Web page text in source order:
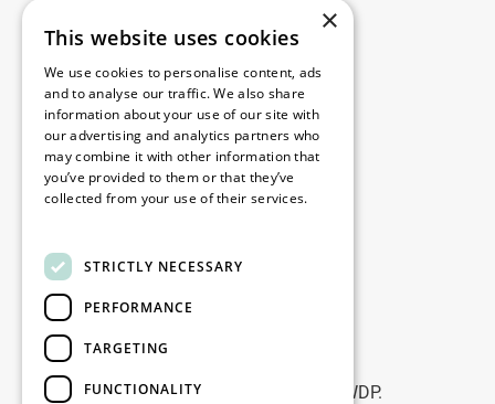
Legale
Disclaimer
Privacy policy
Cookie policy
Contact
Fii la curent
Rămâneți la curent: abonați-vă la
newsletterele noastre de Marketing WDP.
×
This website uses cookies
We use cookies to personalise content, ads
and to analyse our traffic. We also share
information about your use of our site with
our advertising and analytics partners who
may combine it with other information that
you’ve provided to them or that they’ve
collected from your use of their services.
STRICTLY NECESSARY
PERFORMANCE
TARGETING
FUNCTIONALITY